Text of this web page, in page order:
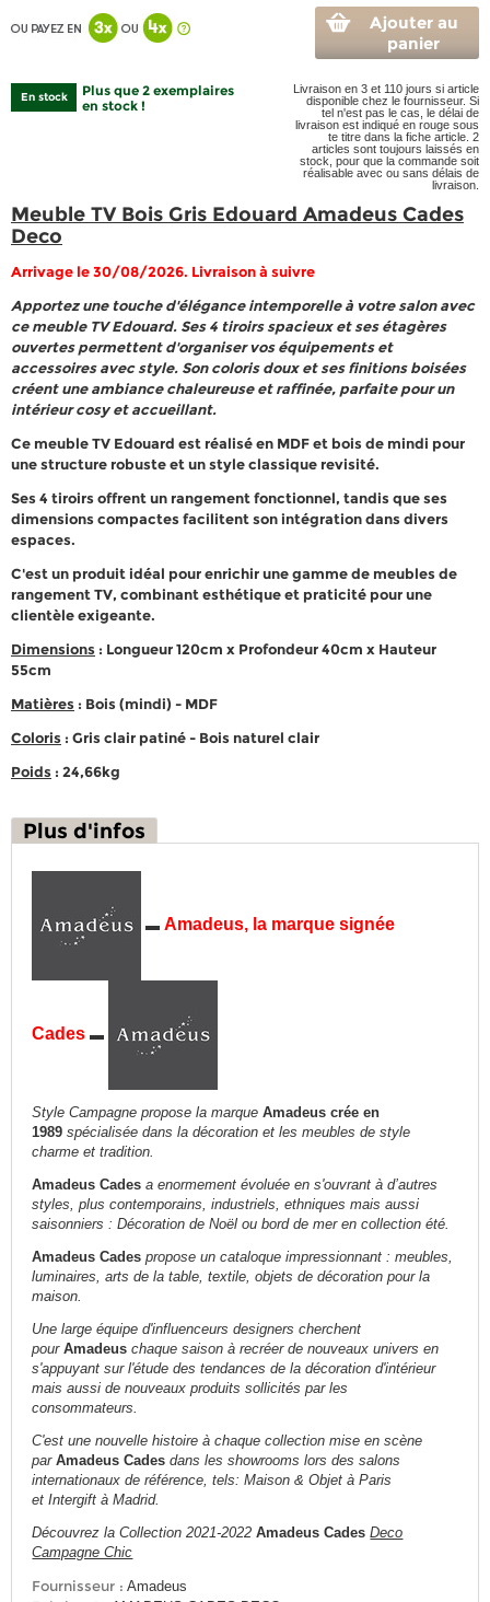
Ajouter au
panier
En stock
Plus que 2 exemplaires
en stock !
Livraison en 3 et 110 jours si article
disponible chez le fournisseur. Si
tel n'est pas le cas, le délai de
livraison est indiqué en rouge sous
te titre dans la fiche article. 2
articles sont toujours laissés en
stock, pour que la commande soit
réalisable avec ou sans délais de
livraison.
Meuble TV Bois Gris Edouard Amadeus Cades
Deco
Arrivage le 30/08/2026. Livraison à suivre
Apportez une touche d'élégance intemporelle à votre salon avec
ce meuble TV Edouard. Ses 4 tiroirs spacieux et ses étagères
ouvertes permettent d'organiser vos équipements et
accessoires avec style. Son coloris doux et ses finitions boisées
créent une ambiance chaleureuse et raffinée, parfaite pour un
intérieur cosy et accueillant.
Ce meuble TV Edouard est réalisé en MDF et bois de mindi pour
une structure robuste et un style classique revisité.
Ses 4 tiroirs offrent un rangement fonctionnel, tandis que ses
dimensions compactes facilitent son intégration dans divers
espaces.
C'est un produit idéal pour enrichir une gamme de meubles de
rangement TV, combinant esthétique et praticité pour une
clientèle exigeante.
Dimensions : Longueur 120cm x Profondeur 40cm x Hauteur
55cm
Matières : Bois (mindi) - MDF
Coloris : Gris clair patiné - Bois naturel clair
Poids : 24,66kg
Plus d'infos
▬Amadeus, la marque signée
Cades ▬
Style Campagne propose la marqueAmadeus crée en
1989 spécialisée dans la décoration et les meubles de style
charme et tradition.
Amadeus Cades a enormement évoluée en s'ouvrant à d’autres
styles, plus contemporains, industriels, ethniques mais aussi
saisonniers : Décoration de Noël ou bord de mer en collection été.
Amadeus Cades propose un cataloque impressionnant : meubles,
luminaires, arts de la table, textile, objets de décoration pour la
maison.
Une large équipe d'influenceurs designers cherchent
pourAmadeus chaque saison à recréer de nouveaux univers en
s'appuyant sur l'étude des tendances de la décoration d'intérieur
mais aussi de nouveaux produits sollicités par les
consommateurs.
C'est une nouvelle histoire à chaque collection mise en scène
parAmadeus Cades dans les showrooms lors des salons
internationaux de référence, tels: Maison & Objet à Paris
et Intergift à Madrid.
Découvrez la Collection 2021-2022Amadeus CadesDeco
Campagne Chic
Fournisseur : Amadeus